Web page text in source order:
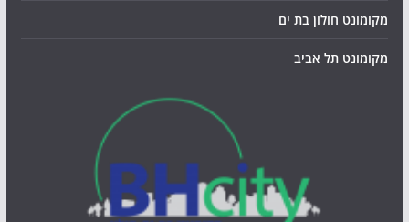
מקומונט חולון בת ים
מקומונט תל אביב